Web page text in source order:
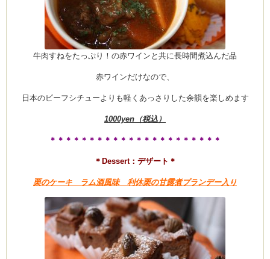
CEDO)
牛肉すねをたっぷり！の赤ワインと共に長時間煮込んだ品
赤ワインだけなので、
日本のビーフシチューよりも軽くあっさりした余韻を楽しめます
1000yen（税込）
＊＊＊＊＊＊＊＊＊＊＊＊＊＊＊＊＊＊＊＊＊＊
＊Dessert：デザート＊
栗のケーキ ラム酒風味 利休栗の甘露煮ブランデー入り